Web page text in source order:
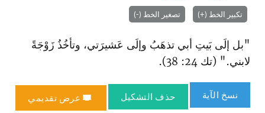
تكبير الخط (+) تصغير الخط (-)
"بل إلَى بَيتِ أبي تذهَبُ وإلَى عَشيرَتي، وتأخُذُ زَوْجَةً
لابني." (تك 24: 38).
نسخ الآية حذف التشكيل عرض تقديمي